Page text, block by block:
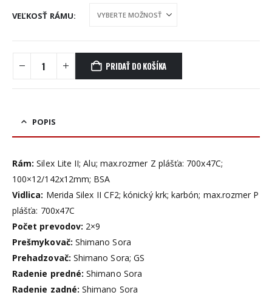
VEĽKOSŤ RÁMU
PRIDAŤ DO KOŠÍKA
POPIS
Rám:Silex Lite II; Alu; max.rozmer Z plášťa: 700x47C;
100×12/142x12mm; BSA
Vidlica: Merida Silex II CF2; kónický krk; karbón; max.rozmer P
plášťa: 700x47C
Počet prevodov: 2×9
Prešmykovač: Shimano Sora
Prehadzovač: Shimano Sora; GS
Radenie predné:Shimano Sora
Radenie zadné:Shimano Sora